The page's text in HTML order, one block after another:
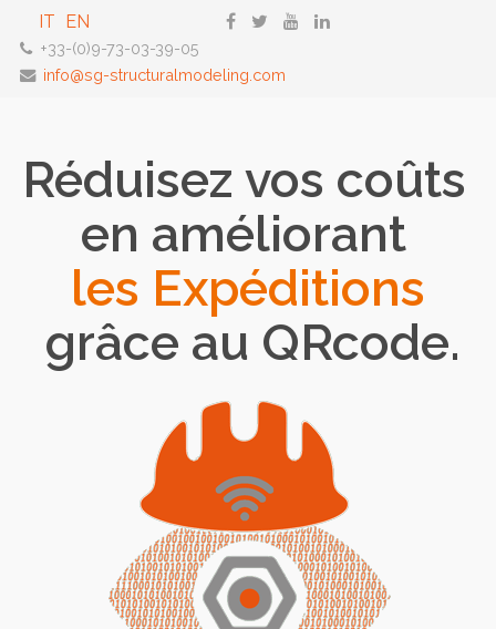
IT EN
+33-(0)9-73-03-39-05
info@sg-structuralmodeling.com
Réduisez vos coûts
en améliorant
les Expéditions
grâce au QRcode.